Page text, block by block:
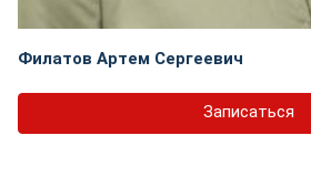
Филатов Артем Сергеевич
Записаться